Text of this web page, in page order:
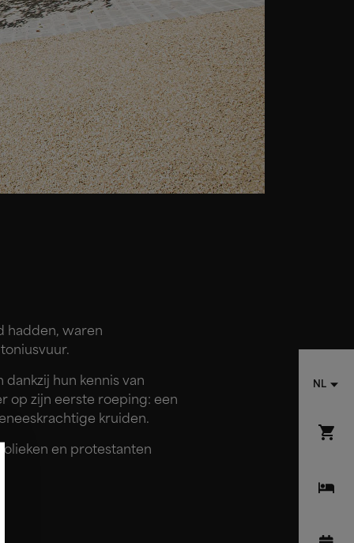
NL
hadden, waren
hun kennis van
op zijn eerste roeping: een
kruiden.
en protestanten